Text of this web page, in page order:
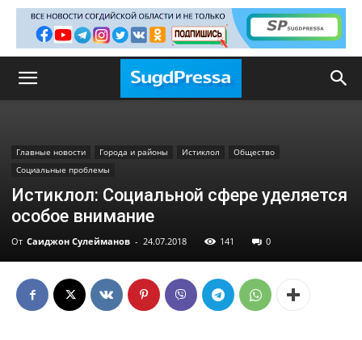
Главные новости Города и районы Истиклол
Общество
Социальные проблемы
Истиклол: Социальной сфере уделяется
особое внимание
От Саиджон Сулейманов - 24.07.2018 141 0